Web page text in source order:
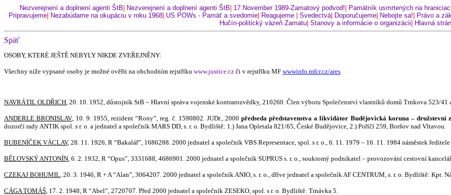
Nezverejnení a doplnení agenti ŠtB Nezverejnení a doplnení agenti ŠtB 17.November 1989-Zamatový podvod! Pamätník usmrtených na
Pripravujeme Nezabúdame na okupáciu v roku 1968 US POWs - Pamäť a svedomie Reagujeme Svedectvá| Doporučujeme Nebojte sa! Právo a
Hučín-politický väzeň Zamatu Stanovy a informácie o organizácii Hlavná
Späť
OSOBY, KTERÉ JEŠTĚ NEBYLY NIKDE ZVEŘEJNĚNY:
Všechny níže vypsané osoby je možné ověřit na obchodním rejstříku www.justice.cz či v rejstříku MF wwwinfo.mfcr.cz/ares
NAVRÁTIL OLDŘICH, 20. 10. 1952, důstojník StB – Hlavní správa vojenské kontrarozvědky, 210260. Člen výboru Společenství vlastníků domů Trnkova 523/
ANDERLE BRONISLAV, 10. 9. 1955, rezident “Rony”, reg. č. 1590802. JUDr., 2000předseda představenstva a likvidátor Budějovická koruna – družstevní
dozorčí rady ANTIK spol. s r. o. a jednatel a společník MARS DD, s. r. o. Bydliště: 1.) Jana Opletala 821/65, České Budějovice, 2.) Poříčí 259, Boršov nad Vltavou.
BUBENÍČEK VÁCLAV, 28. 11. 1926, R “Bakalář”, 1686288. 2000 jednatel a společník VBS Representace, spol. s r. o., 6. 11. 1979 – 16. 11. 1984 náměstek
BĚLOVSKÝ ANTONÍN, 6. 2. 1932, R “Opus”, 3331688, 4686901. 2000 jednatel a společník SUPRUS s. r. o., soukromý podnikatel – provozování cestovní
CZEKAJ BOHUMIL, 20. 3. 1946, R + A “Alan”, 3064207. 2000 jednatel a společník ANIO, s. r. o., dříve jednatel a společník AF CENTRUM, s. r. o. Bydliště: Kpt.
CÁGA TOMÁŠ, 17. 2. 1948, R “Abel”, 2720707. Před 2000 jednatel a společník ZESEKO, spol. s r. o. Bydliště: Trnávka 5.